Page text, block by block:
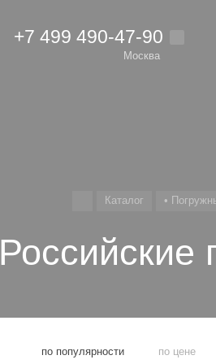
+7 499 490-47-90
Москва
Каталог •
Российские
по популярности по цене